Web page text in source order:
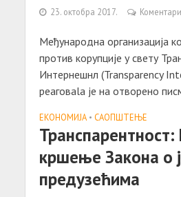
23. октобра 2017. Коментари
Meђународна организација
против корупције у свету
Интернешнл (Transparency
реаговаla je на отворено
ЕКОНОМИЈА • САОПШТЕЊE
кршење Закона о
предузећима